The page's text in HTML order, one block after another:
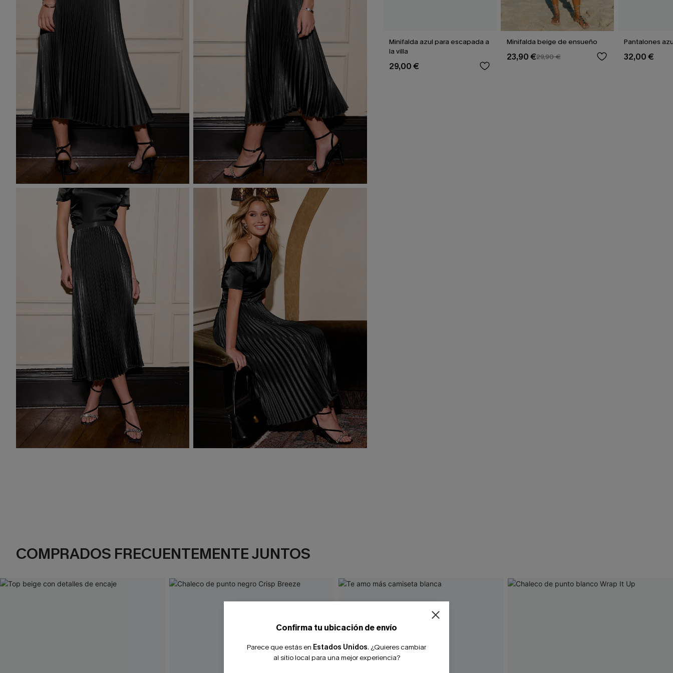
Minifalda azul para escapada a
la villa
29,00 €
Minifalda beige de ensueño
23,90 €29,90 €
Pantalones
32,00 €
COMPRADOS FRECUENTEMENTE JUNTOS
Confirma tu ubicación de envío
Parece que estás en Estados Unidos. ¿Quieres cambiar
al sitio local para una mejor experiencia?
-10% extra sin compra mínima